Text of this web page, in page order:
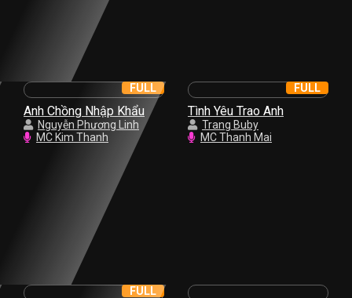
Anh Chồng Nhập Khẩu
Nguyễn Phương Linh
MC Kim Thanh
FULL
Tình Yêu Trao Anh
Trang Buby
MC Thanh Mai
FULL
FULL